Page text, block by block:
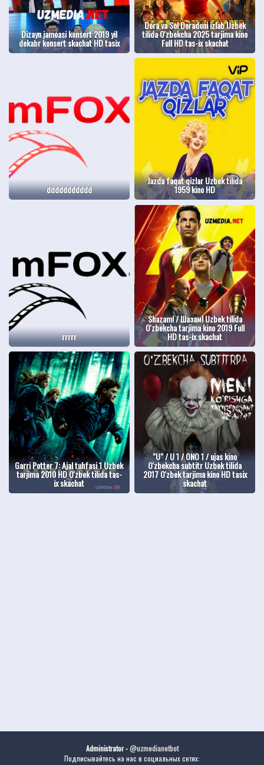
Dizayn jamoasi konsert 2019 yil
dekabr konsert skachat HD tasix
Dora va Sol Doradoni izlab Uzbek
tilida O'zbekcha 2025 tarjima kino
Full HD tas-ix skachat
ddddddddddd
Jazda faqat qizlar Uzbek tilida
1959 kino HD
rrrrr
Shazam! / Шазам! Uzbek tilida
O'zbekcha tarjima kino 2019 Full
HD tas-ix skachat
Garri Potter 7: Ajal tuhfasi 1 Uzbek
tarjima 2010 HD O'zbek tilida tas-
ix skachat
"U" / U 1 / ONO 1 / ujas kino
O'zbekcha subtitr Uzbek tilida
2017 O'zbek tarjima kino HD tasix
skachat
Administrator -@uzmedianetbot
Подписывайтесь на нас в социальных сетях: